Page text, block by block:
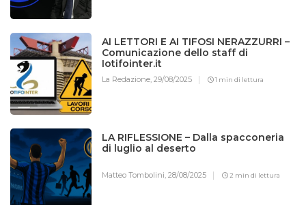
AI LETTORI E AI TIFOSI NERAZZURRI –
Comunicazione dello staff di
Iotifointer.it
La Redazione,29/08/2025 1 min di lettura
LA RIFLESSIONE – Dalla spacconeria
di luglio al deserto
Matteo Tombolini,28/08/2025 2 min di lettura